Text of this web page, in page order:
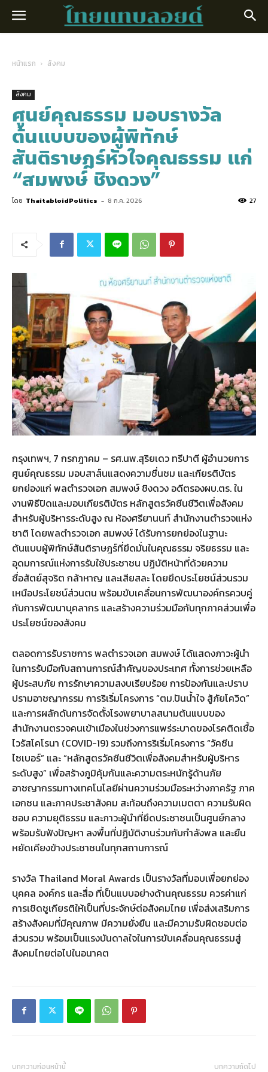
หน้าแรก สังคม
สังคม
ศูนย์คุณธรรม มอบรางวัล
ต้นแบบของผู้พิทักษ์
สันติราษฎร์หัวใจคุณธรรม แก่
“สมพงษ์ ชิงดวง”
โดย ThaitabloidPolitics - 8 ก.ค. 2026 27
กรุงเทพฯ, 7 กรกฎาคม – รศ.นพ.สุริยเดว ทรีปาตี ผู้อำนวยการ
ศูนย์คุณธรรม มอบสาส์นแสดงความชื่นชม และเกียรติบัตร
ยกย่องแก่ พลตำรวจเอก สมพงษ์ ชิงดวง อดีตรองผบ.ตร. ใน
งานพิธีปิดและมอบเกียรติบัตร หลักสูตรวัคซีนชีวิตเพื่อสังคม
สำหรับผู้บริหารระดับสูง ณ ห้องศรียานนท์ สำนักงานตำรวจแห่ง
ชาติ โดยพลตำรวจเอก สมพงษ์ ได้รับการยกย่องในฐานะ
ต้นแบบผู้พิทักษ์สันติราษฎร์ที่ยึดมั่นในคุณธรรม จริยธรรม และ
อุดมการณ์แห่งการรับใช้ประชาชน ปฏิบัติหน้าที่ด้วยความ
ซื่อสัตย์สุจริต กล้าหาญ และเสียสละ โดยยึดประโยชน์ส่วนรวม
เหนือประโยชน์ส่วนตน พร้อมขับเคลื่อนการพัฒนาองค์กรควบคู่
กับการพัฒนาบุคลากร และสร้างความร่วมมือกับทุกภาคส่วนเพื่อ
ประโยชน์ของสังคม
ตลอดการรับราชการ พลตำรวจเอก สมพงษ์ ได้แสดงภาวะผู้นำ
ในการรับมือกับสถานการณ์สำคัญของประเทศ ทั้งการช่วยเหลือ
ผู้ประสบภัย การรักษาความสงบเรียบร้อย การป้องกันและปราบ
ปรามอาชญากรรม การริเริ่มโครงการ “ตม.ปันน้ำใจ สู้ภัยโควิด”
และการผลักดันการจัดตั้งโรงพยาบาลสนามต้นแบบของ
สำนักงานตรวจคนเข้าเมืองในช่วงการแพร่ระบาดของโรคติดเชื้อ
ไวรัสโคโรนา (COVID-19) รวมถึงการริเริ่มโครงการ “วัคซีน
ไซเบอร์” และ “หลักสูตรวัคซีนชีวิตเพื่อสังคมสำหรับผู้บริหาร
ระดับสูง” เพื่อสร้างภูมิคุ้มกันและความตระหนักรู้ด้านภัย
อาชญากรรมทางเทคโนโลยีผ่านความร่วมมือระหว่างภาครัฐ ภาค
เอกชน และภาคประชาสังคม สะท้อนถึงความเมตตา ความรับผิด
ชอบ ความยุติธรรม และภาวะผู้นำที่ยึดประชาชนเป็นศูนย์กลาง
พร้อมรับฟังปัญหา ลงพื้นที่ปฏิบัติงานร่วมกับกำลังพล และยืน
หยัดเคียงข้างประชาชนในทุกสถานการณ์
รางวัล Thailand Moral Awards เป็นรางวัลที่มอบเพื่อยกย่อง
บุคคล องค์กร และสื่อ ที่เป็นแบบอย่างด้านคุณธรรม ควรค่าแก่
การเชิดชูเกียรติให้เป็นที่ประจักษ์ต่อสังคมไทย เพื่อส่งเสริมการ
สร้างสังคมที่มีคุณภาพ มีความยั่งยืน และมีความรับผิดชอบต่อ
ส่วนรวม พร้อมเป็นแรงบันดาลใจในการขับเคลื่อนคุณธรรมสู่
สังคมไทยต่อไปในอนาคต
บทความก่อนหน้านี้ บทความถัดไป